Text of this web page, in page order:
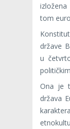
tom
države
u
Ona je
država